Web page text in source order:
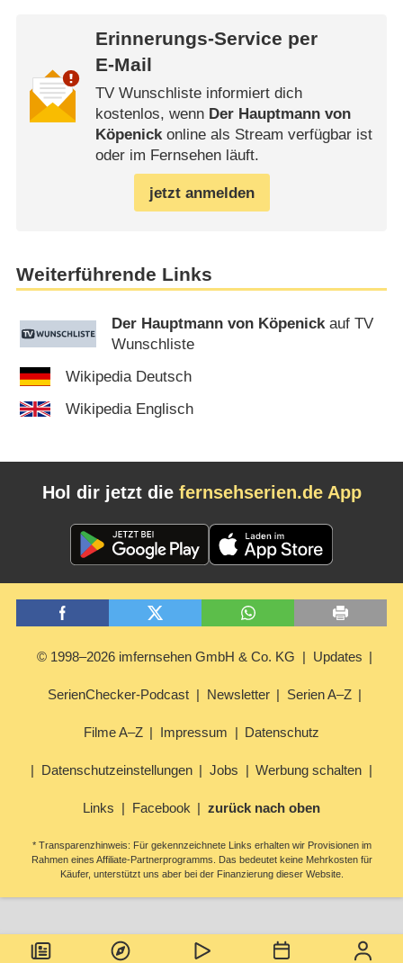
Erinnerungs-Service per
E-Mail
TV Wunschliste informiert dich
kostenlos, wenn Der Hauptmann von
Köpenickonline als Stream verfügbar ist
oder im Fernsehen läuft.
jetzt anmelden
Weiterführende Links
Der Hauptmann von Köpenickauf TV
Wunschliste
Wikipedia Deutsch
Wikipedia Englisch
Hol dir jetzt die fernsehserien.de App
© 1998–2026 imfernsehen GmbH & Co. KG Updates
SerienChecker-Podcast Newsletter Serien A–Z
Filme A–Z Impressum Datenschutz
Datenschutzeinstellungen Jobs Werbung schalten
Links Facebook zurück nach oben
* Transparenzhinweis: Für gekennzeichnete Links erhalten wir Provisionen im
Rahmen eines Affiliate-Partnerprogramms. Das bedeutet keine Mehrkosten für
Käufer, unterstützt uns aber bei der Finanzierung dieser Website.